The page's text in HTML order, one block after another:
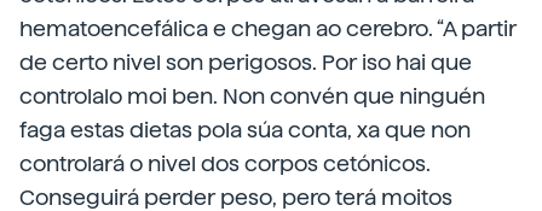
hematoencefálica e chegan ao cerebro. “A partir
de certo nivel son perigosos. Por iso hai que
controlalo moi ben. Non convén que ninguén
faga estas dietas pola súa conta, xa que non
controlará o nivel dos corpos cetónicos.
Conseguirá perder peso, pero terá moitos